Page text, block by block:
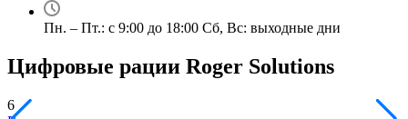
Пн. – Пт.: с 9:00 до 18:00 Cб, Вс: выходные дни
Цифровые рации Roger Solutions
6